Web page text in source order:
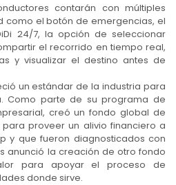
contarán con múltiples
como el botón de emergencias, el
24/7, la opción de seleccionar
el recorrido en tiempo real,
y visualizar el destino antes de
un estándar de la industria para
Como parte de su programa de
creó un fondo global de
para proveer un alivio financiero a
y que fueron diagnosticados con
anunció la creación de otro fondo
para apoyar el proceso de
donde sirve.